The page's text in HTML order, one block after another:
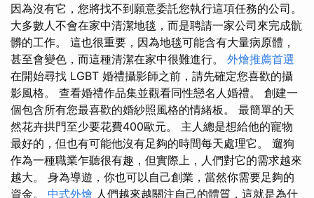
因為沒有它，您將找不到願意委託您執行這項任務的公司。
大多數人不會在家中清潔地毯，而是聘請一家公司來完成骯
髒的工作。 這也很重要，因為地毯可能含有大量病原體，
甚至會變色，而這種清潔在家中很難進行。 外燴推薦首選
在開始尋找 LGBT 婚禮攝影師之前，請先確定您喜歡的攝
影風格。 查看婚禮作品集並觀看同性戀名人婚禮。 創建一
個包含所有您最喜歡的婚紗照風格的情緒板。 最簡單的天
然花卉拱門至少要花費400歐元。 主人總是想給他的寵物
最好的，但也有可能他沒有足夠的時間每天處理它。 遛狗
作為一種職業乍聽很有趣，但實際上，人們對它的需求越來
越大。 身為導遊，你也可以自己創業，當然你需要足夠的
資金。 中式外燴 人們越來越關注自己的體質，這就是為什